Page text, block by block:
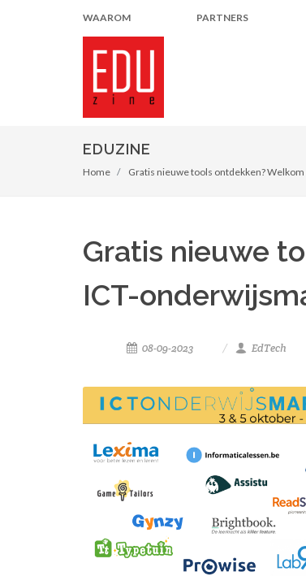
WAAROM PARTNERS
EDUZINE
Home Gratis nieuwe tools ontdekken?
Gratis nieuwe
ICT-
08-09-2023 EdTech